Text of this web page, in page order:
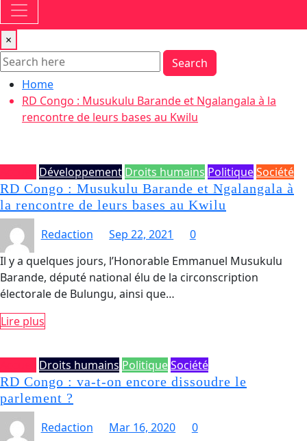
×
Search
Home
RD Congo : Musukulu Barande et Ngalangala à la
rencontre de leurs bases au Kwilu
Développement Droits humains PolitiqueSociété
RD Congo : Musukulu Barande et Ngalangala à
la rencontre de leurs bases au Kwilu
Redaction
Sep 22, 2021
0
Il y a quelques jours, l’Honorable Emmanuel Musukulu
Barande, député national élu de la circonscription
électorale de Bulungu, ainsi que…
Lire plus
Droits humains PolitiqueSociété
RD Congo : va-t-on encore dissoudre le
parlement ?
Redaction
Mar 16, 2020
0